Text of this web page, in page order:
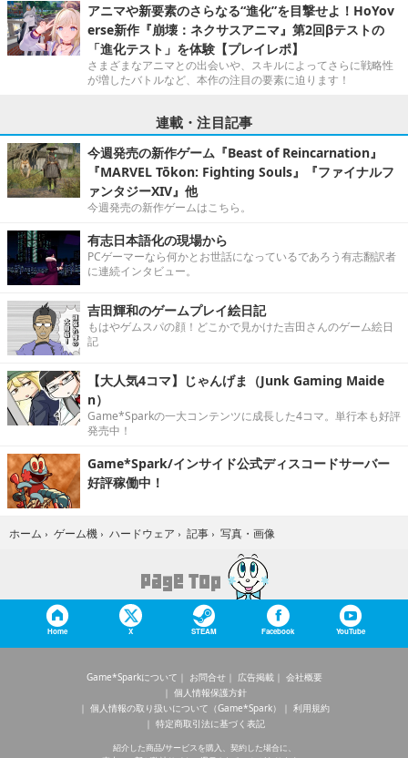
アニマや新要素のさらなる“進化”を目撃せよ！HoYov
erse新作『崩壊：ネクサスアニマ』第2回βテストの
「進化テスト」を体験【プレイレポ】
さまざまなアニマとの出会いや、スキルによってさらに戦略性
が増したバトルなど、本作の注目の要素に迫ります！
連載・注目記事
今週発売の新作ゲーム『Beast of Reincarnation』
『MARVEL Tōkon: Fighting Souls』『ファイナルフ
ァンタジーXIV』他
今週発売の新作ゲームはこちら。
有志日本語化の現場から
PCゲーマーなら何かとお世話になっているであろう有志翻訳者
に連続インタビュー。
吉田輝和のゲームプレイ絵日記
もはやゲムスパの顔！どこかで見かけた吉田さんのゲーム絵日
記
【大人気4コマ】じゃんげま（Junk Gaming Maide
n）
Game*Sparkの一大コンテンツに成長した4コマ。単行本も好評
発売中！
Game*Spark/インサイド公式ディスコードサーバー
好評稼働中！
ホーム › ゲーム機 › ハードウェア › 記事 › 写真・画像
Home X STEAM Facebook YouTube
Game*Sparkについて お問合せ 広告掲載
会社概要
個人情報保護方針
個人情報の取り扱いについて（Game*Spark）
利用規約
特定商取引法に基づく表記
紹介した商品/サービスを購入、契約した場合に、